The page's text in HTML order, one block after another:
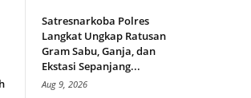
Satresnarkoba Polres
Langkat Ungkap Ratusan
Gram Sabu, Ganja, dan
Ekstasi Sepanjang...
Aug 9, 2026